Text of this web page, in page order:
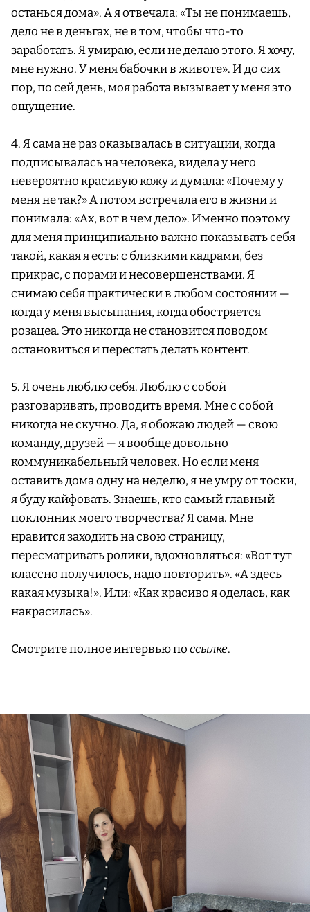
останься дома». А я отвечала: «Ты не понимаешь,
дело не в деньгах, не в том, чтобы что-то
заработать. Я умираю, если не делаю этого. Я хочу,
мне нужно. У меня бабочки в животе». И до сих
пор, по сей день, моя работа вызывает у меня это
ощущение.
4. Я сама не раз оказывалась в ситуации, когда
подписывалась на человека, видела у него
невероятно красивую кожу и думала: «Почему у
меня не так?» А потом встречала его в жизни и
понимала: «Ах, вот в чем дело». Именно поэтому
для меня принципиально важно показывать себя
такой, какая я есть: с близкими кадрами, без
прикрас, с порами и несовершенствами. Я
снимаю себя практически в любом состоянии —
когда у меня высыпания, когда обостряется
розацеа. Это никогда не становится поводом
остановиться и перестать делать контент.
5. Я очень люблю себя. Люблю с собой
разговаривать, проводить время. Мне с собой
никогда не скучно. Да, я обожаю людей — свою
команду, друзей — я вообще довольно
коммуникабельный человек. Но если меня
оставить дома одну на неделю, я не умру от тоски,
я буду кайфовать. Знаешь, кто самый главный
поклонник моего творчества? Я сама. Мне
нравится заходить на свою страницу,
пересматривать ролики, вдохновляться: «Вот тут
классно получилось, надо повторить». «А здесь
какая музыка!». Или: «Как красиво я оделась, как
накрасилась».
Смотрите полное интервью поссылке.